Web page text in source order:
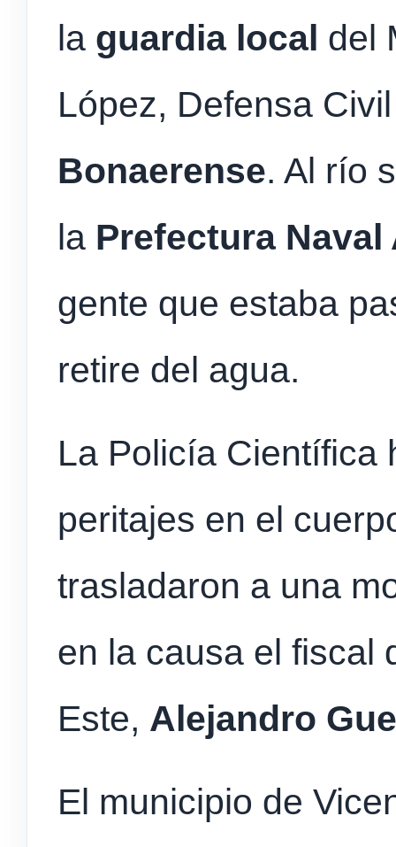
la guardia local del
López, Defensa
Bonaerense. Al río
la Prefectura
gente que estaba
retire del agua.
La Policía Científica
peritajes en el
trasladaron a una
en la causa el fiscal
Este, Alejandro
El municipio de